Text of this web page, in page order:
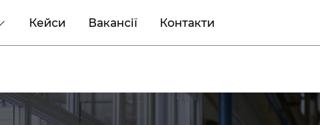
Кейси Вакансії Контакти